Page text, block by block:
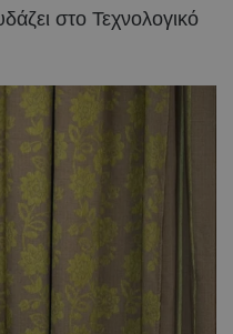
στο Τεχνολογικό